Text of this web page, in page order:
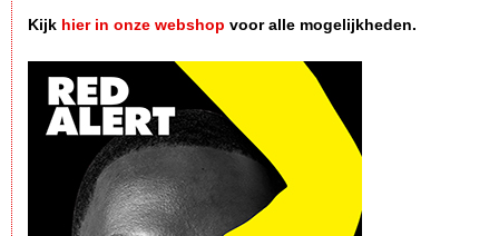
Kijk hier in onze webshop voor alle mogelijkheden.